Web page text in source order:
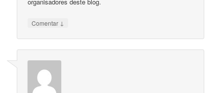
organisadores deste blog.
Comentar ↓